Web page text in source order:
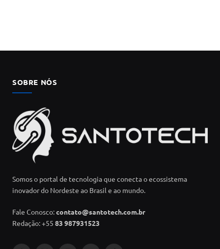
SOBRE NÓS
Somos o portal de tecnologia que conecta o ecossistema
inovador do Nordeste ao Brasil e ao mundo.
Fale Conosco:contato@santotech.com.br
Redação: +55 83 987931523